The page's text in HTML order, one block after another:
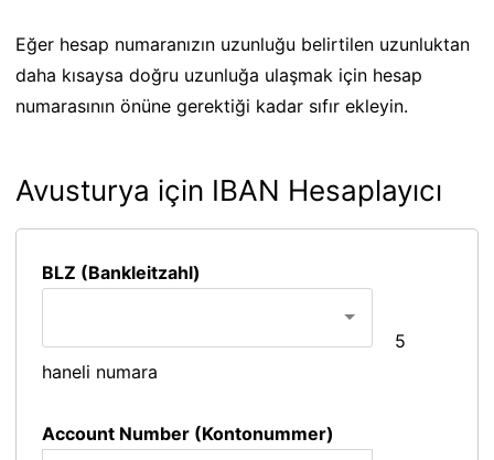
Eğer hesap numaranızın uzunluğu belirtilen uzunluktan
daha kısaysa doğru uzunluğa ulaşmak için hesap
numarasının önüne gerektiği kadar sıfır ekleyin.
Avusturya için IBAN Hesaplayıcı
BLZ (Bankleitzahl)
5
haneli numara
Account Number (Kontonummer)